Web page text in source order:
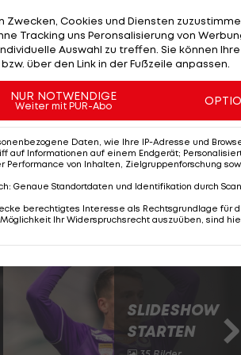
Mal zum Einsatz.
SLIDESHOW
STARTEN
Zwecken, Cookies und Diensten
Tracking uns Peronsalisierung von
Auswahl zu treffen. Sie können
über den Link in der Fußzeile anpassen.
NUR NOTWENDIGE
Weiter mit PUR-Abo
Daten, wie Ihre IP-Adresse und
auf Informationen auf einem Endgerät;
von Inhalten, Zielgruppenforschung
: Genaue Standortdaten und Identifikation durch
berechtigtes Interesse als Rechtsgrundlage für
Ihr Widerspruchsrecht auszuüben, sind